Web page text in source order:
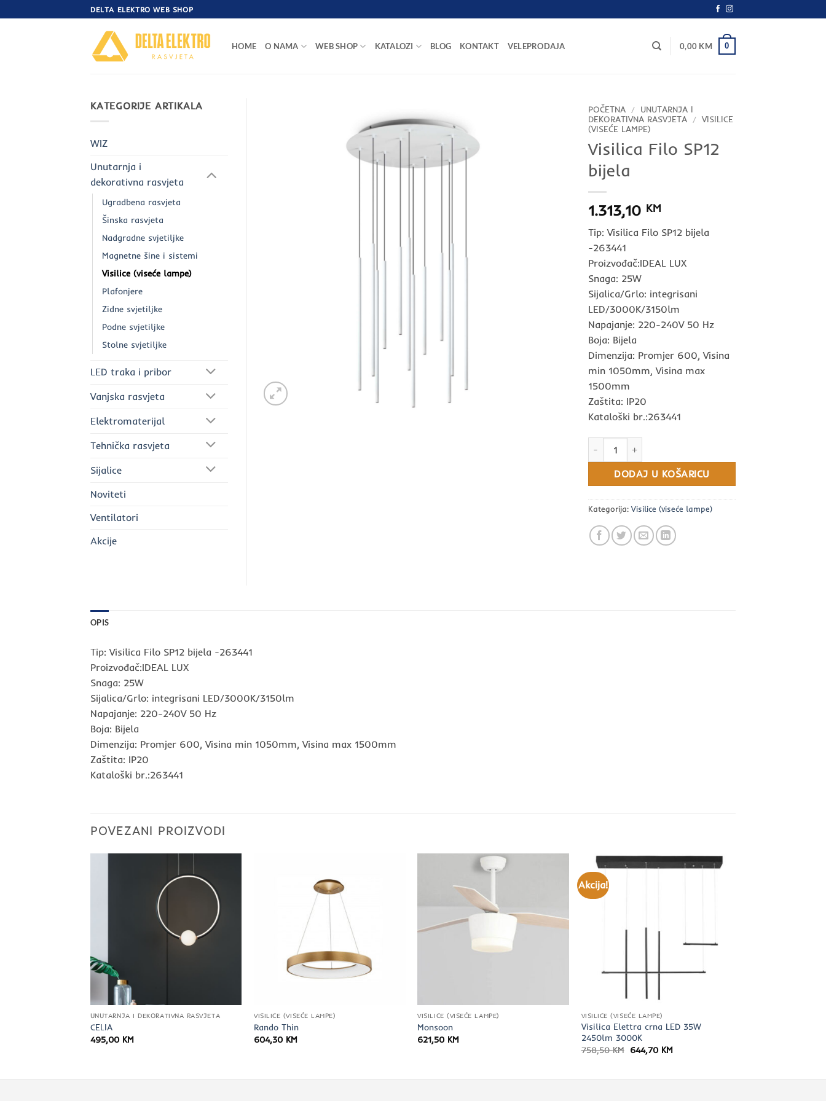
to
DELTA ELEKTRO WEB SHOP
HOME O NAMA WEB SHOP KATALOZI BLOG KONTAKT VELEPRODAJA 0,00 KM 0
POČETNA / UNUTARNJA I
DEKORATIVNA RASVJETA / VISILICE
(VISEĆE LAMPE)
Visilica Filo SP12
bijela
1.313,10 KM
Tip: Visilica Filo SP12 bijela
-263441
Proizvođač:IDEAL LUX
Snaga: 25W
Sijalica/Grlo: integrisani
LED/3000K/3150lm
Napajanje: 220-240V 50 Hz
Boja: Bijela
Dimenzija: Promjer 600, Visina
min 1050mm, Visina max
1500mm
Zaštita: IP20
Kataloški br.:263441
DODAJ U KOŠARICU
Kategorija: Visilice (viseće lampe)
KATEGORIJE ARTIKALA
WIZ
Unutarnja i
dekorativna rasvjeta
Ugradbena rasvjeta
Šinska rasvjeta
Nadgradne svjetiljke
Magnetne šine i sistemi
Visilice (viseće lampe)
Plafonjere
Zidne svjetiljke
Podne svjetiljke
Stolne svjetiljke
LED traka i pribor
Vanjska rasvjeta
Elektromaterijal
Tehnička rasvjeta
Sijalice
Noviteti
Ventilatori
Akcije
OPIS
Tip: Visilica Filo SP12 bijela -263441
Proizvođač:IDEAL LUX
Snaga: 25W
Sijalica/Grlo: integrisani LED/3000K/3150lm
Napajanje: 220-240V 50 Hz
Boja: Bijela
Dimenzija: Promjer 600, Visina min 1050mm, Visina max 1500mm
Zaštita: IP20
Kataloški br.:263441
POVEZANI PROIZVODI
UNUTARNJA I DEKORATIVNA RASVJETA
CELIA
495,00 KM
VISILICE (VISEĆE LAMPE)
Rando Thin
604,30 KM
VISILICE (VISEĆE LAMPE)
Monsoon
621,50 KM
Akcija!
VISILICE (VISEĆE LAMPE)
Visilica Elettra crna LED 35W
2450lm 3000K
758,50KM Izvorna
cijena
644,70 KMTrenutna